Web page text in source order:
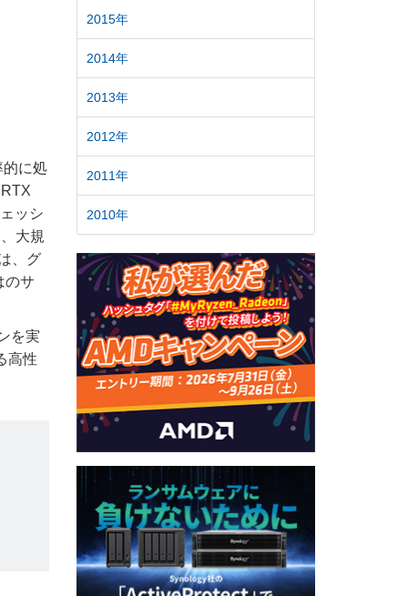
的に処
ッシ
大規
、グ
のサ
を実
高性
2015年
2014年
2013年
2012年
2011年
2010年